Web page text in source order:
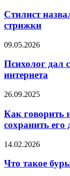
набирающие
популярность
стрижки
Стилист
стрижки
Психолог
советы
случай
интернета
09.05.2026
Психолог дал
интернета
Как
на
сложные
темы
ребенком
сохранить
26.09.2025
Как говорить
сохранить его
Что
бурый
14.02.2026
Что такое